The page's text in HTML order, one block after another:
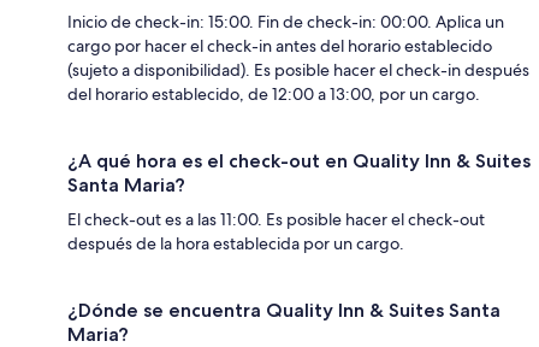
Inicio de check-in: 15:00. Fin de check-in: 00:00. Aplica un
cargo por hacer el check-in antes del horario establecido
(sujeto a disponibilidad). Es posible hacer el check-in después
del horario establecido, de 12:00 a 13:00, por un cargo.
¿A qué hora es el check-out en Quality Inn & Suites
Santa Maria?
El check-out es a las 11:00. Es posible hacer el check-out
después de la hora establecida por un cargo.
¿Dónde se encuentra Quality Inn & Suites Santa
Maria?